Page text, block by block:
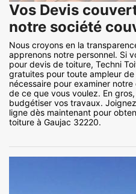
Vos Devis
notre société
Nous croyons en la
apprenons notre personnel. Si
pour devis de toiture, Techni
gratuites pour toute ampleur
nécessaire pour examiner
de ce que vous voulez. En
budgétiser vos travaux.
ligne dès maintenant pour
toiture à Gaujac 32220.